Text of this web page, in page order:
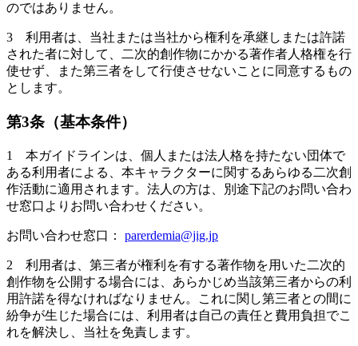
のではありません。
3 利用者は、当社または当社から権利を承継しまたは許諾
された者に対して、二次的創作物にかかる著作者人格権を行
使せず、また第三者をして行使させないことに同意するもの
とします。
第3条（基本条件）
1 本ガイドラインは、個人または法人格を持たない団体で
ある利用者による、本キャラクターに関するあらゆる二次創
作活動に適用されます。法人の方は、別途下記のお問い合わ
せ窓口よりお問い合わせください。
お問い合わせ窓口： parerdemia@jig.jp
2 利用者は、第三者が権利を有する著作物を用いた二次的
創作物を公開する場合には、あらかじめ当該第三者からの利
用許諾を得なければなりません。これに関し第三者との間に
紛争が生じた場合には、利用者は自己の責任と費用負担でこ
れを解決し、当社を免責します。